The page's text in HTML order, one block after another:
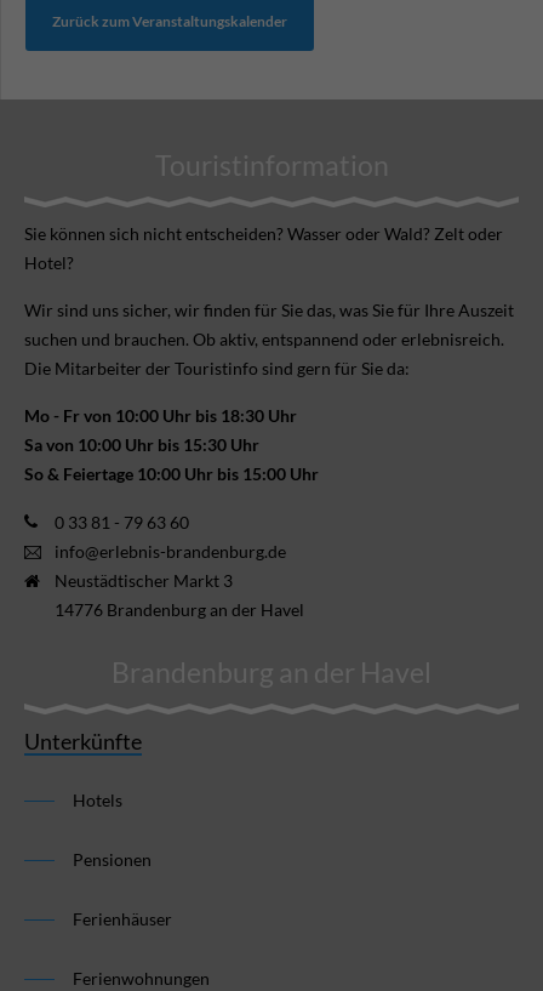
Zurück zum Veranstaltungskalender
Touristinformation
Sie können sich nicht ent­scheiden? Wasser oder Wald? Zelt oder
Hotel?
Wir sind uns sicher, wir finden für Sie das, was Sie für Ihre Aus­zeit
suchen und brauchen. Ob aktiv, ent­spannend oder erlebnis­reich.
Die Mitarbeiter der Touristinfo sind gern für Sie da:
Mo - Fr von 10:00 Uhr bis 18:30 Uhr
Sa von 10:00 Uhr bis 15:30 Uhr
So & Feiertage 10:00 Uhr bis 15:00 Uhr
0 33 81 - 79 63 60
info@erlebnis-brandenburg.de
Neustädtischer Markt 3
14776 Brandenburg an der Havel
Brandenburg an der Havel
Unterkünfte
Hotels
Pensionen
Ferienhäuser
Ferienwohnungen